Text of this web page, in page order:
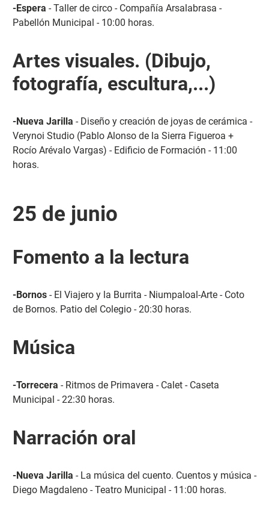
-Espera - Taller de circo - Compañía Arsalabrasa -
Pabellón Municipal - 10:00 horas.
Artes visuales. (Dibujo,
fotografía, escultura,...)
-Nueva Jarilla - Diseño y creación de joyas de cerámica -
Verynoi Studio (Pablo Alonso de la Sierra Figueroa +
Rocío Arévalo Vargas) - Edificio de Formación - 11:00
horas.
25 de junio
Fomento a la lectura
-Bornos- El Viajero y la Burrita - Niumpaloal-Arte - Coto
de Bornos. Patio del Colegio - 20:30 horas.
Música
-Torrecera - Ritmos de Primavera - Calet - Caseta
Municipal - 22:30 horas.
Narración oral
-Nueva Jarilla - La música del cuento. Cuentos y música -
Diego Magdaleno - Teatro Municipal - 11:00 horas.